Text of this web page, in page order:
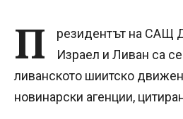
П
резидентът на САЩ
Израел и Ливан са
ливанското шиитско
новинарски агенции,